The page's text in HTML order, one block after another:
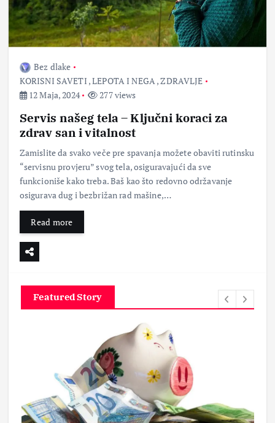
Bez dlake
KORISNI SAVETI ,LEPOTA I NEGA ,ZDRAVLJE
12 Maja, 2024
277 views
Servis našeg tela – Ključni koraci za
zdrav san i vitalnost
Zamislite da svako veče pre spavanja možete obaviti rutinsku
“servisnu provjeru” svog tela, osiguravajući da sve
funkcioniše kako treba. Baš kao što redovno održavanje
osigurava dug i bezbrižan rad mašine,…
Read more
Featured Story